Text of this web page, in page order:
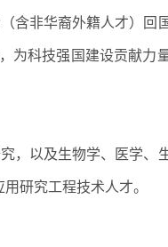
含非华裔外籍人才）回
为科技强国建设贡献力量
，以及生物学、医学、
研究工程技术人才。